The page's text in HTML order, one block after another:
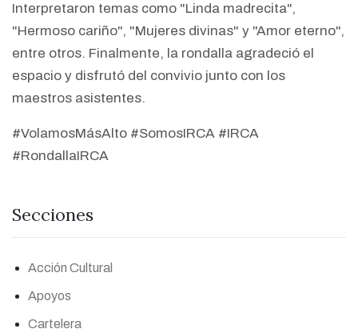
Interpretaron temas como "Linda madrecita",
"Hermoso cariño", "Mujeres divinas" y "Amor eterno",
entre otros. Finalmente, la rondalla agradeció el
espacio y disfrutó del convivio junto con los
maestros asistentes.
#VolamosMásAlto #SomosIRCA #IRCA
#RondallaIRCA
Secciones
Acción Cultural
Apoyos
Cartelera